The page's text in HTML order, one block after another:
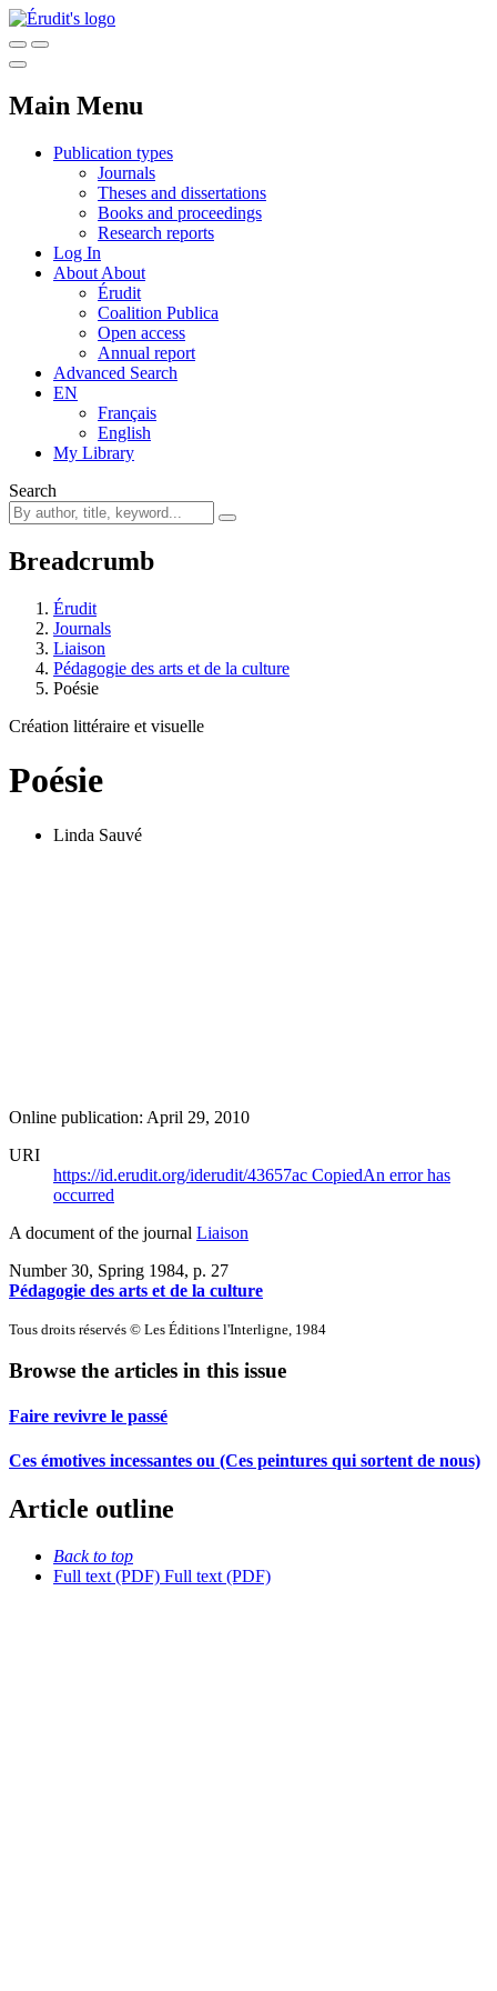
Main Menu
Publication types
Journals
Theses and dissertations
Books and proceedings
Research reports
Log In
About About
Érudit
Coalition Publica
Open access
Annual report
Advanced Search
EN
Français
English
My Library
Search
Breadcrumb
Érudit
Journals
Liaison
Pédagogie des arts et de la culture
Poésie
Création littéraire et visuelle
Poésie
Linda Sauvé
Online publication: April 29, 2010
URI
https://id.erudit.org/iderudit/43657ac CopiedAn error has
occurred
A document of the journal Liaison
Number 30, Spring 1984, p. 27
Pédagogie des arts et de la culture
Tous droits réservés © Les Éditions l'Interligne, 1984
Browse the articles in this issue
Faire revivre le passé
Ces émotives incessantes ou (Ces peintures qui sortent de nous)
Article outline
Back to top
Full text (PDF) Full text (PDF)